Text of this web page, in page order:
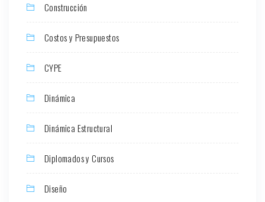
Construcción
Costos y Presupuestos
CYPE
Dinámica
Dinámica Estructural
Diplomados y Cursos
Diseño